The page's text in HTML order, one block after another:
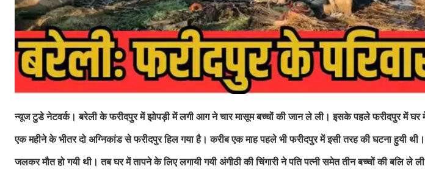
न्यूज टुडे नेटवर्क।बरेली के फरीदपुर में झोपड़ी में लगी आग ने चार मासूम बच्चों की जान ले ली। इसके पहले फरीदपुर में घर में
एक महीने के भीतर दो अग्निकांड से फरीदपुर हिल गया है। करीब एक माह पहले भी फरीदपुर में इसी तरह की घटना हुयी
जलकर मौत हो गयी थी। तब घर में तापने के लिए लगायी गयी अंगीठी की चिंगारी ने पति पत्नी समेत तीन बच्चों की बलि ले